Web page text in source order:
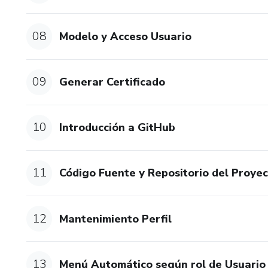
08 Modelo y Acceso Usuario
09 Generar Certificado
10 Introducción a GitHub
11 Código Fuente y Repositorio del
12 Mantenimiento Perfil
13 Menú Automático según rol de Usuario